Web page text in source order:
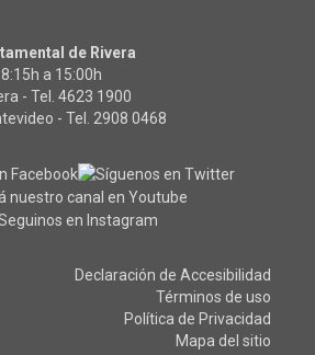
de Rivera
a 15:00h
- Tel. 4623 1900
- Tel. 2908 0468
Declaración de Accesibilidad
Términos de uso
Política de Privacidad
Mapa del sitio